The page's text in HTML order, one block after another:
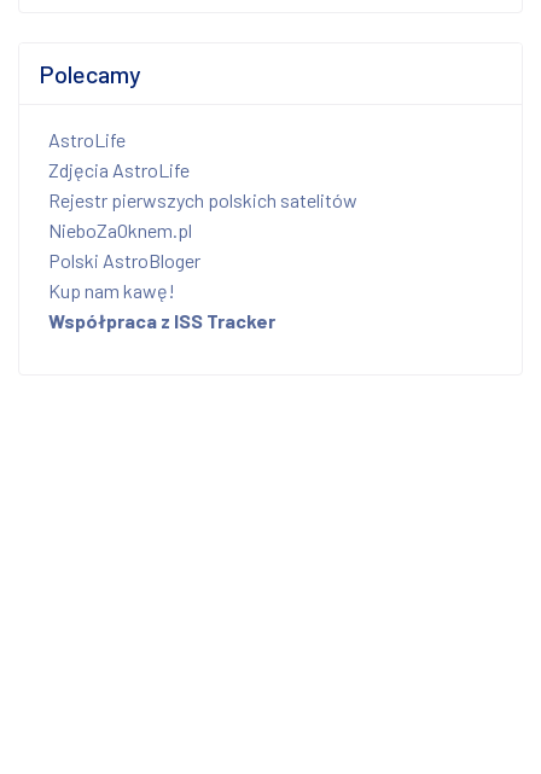
Polecamy
AstroLife
Zdjęcia AstroLife
Rejestr pierwszych polskich satelitów
NieboZaOknem.pl
Polski AstroBloger
Kup nam kawę!
Współpraca z ISS Tracker